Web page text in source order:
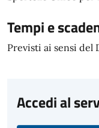
Tempi e
Previsti ai sensi del
Accedi al